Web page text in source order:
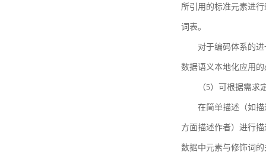
所引用的标准元素进
词表。
对于编码体系的
数据语义本地化应用
（5）可根据需求
在简单描述（如
方面描述作者）进行
数据中元素与修饰词